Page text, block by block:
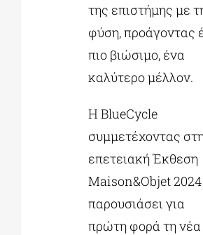
της επιστήμης με
φύση, προάγοντας
πιο βιώσιμο, ένα
καλύτερο μέλλον.
Η BlueCycle
συμμετέχοντας
επετειακή Έκθεση
Maison&Objet
παρουσιάσει για
πρώτη φορά τη νέα